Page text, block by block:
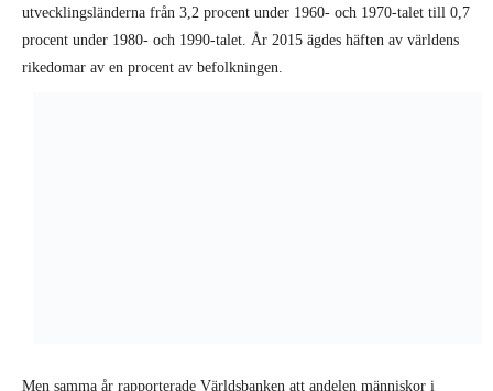
utvecklingsländerna från 3,2 procent under 1960- och 1970-talet till 0,7
procent under 1980- och 1990-talet. År 2015 ägdes häften av världens
rikedomar av en procent av befolkningen.
i att kapitalismen är ”tidvattensfloden som lyfter alla skepp”.